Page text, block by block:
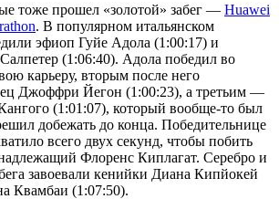
тоже прошел «золотой» забег — Huawei
. В популярном итальянском
эфиоп Гуйе Адола (1:00:17) и
(1:06:40). Адола победил во
карьеру, вторым после него
Джоффри Йегон (1:00:23), а третьим —
(1:01:07), который вообще-то был
добежать до конца. Победительнице
всего двух секунд, чтобы побить
Флоренс Киплагат. Серебро и
завоевали кенийки Диана Кипйокей
Квамбаи (1:07:50).